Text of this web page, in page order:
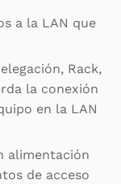
a la LAN que
Rack,
la conexión
en la LAN
alimentación
de acceso